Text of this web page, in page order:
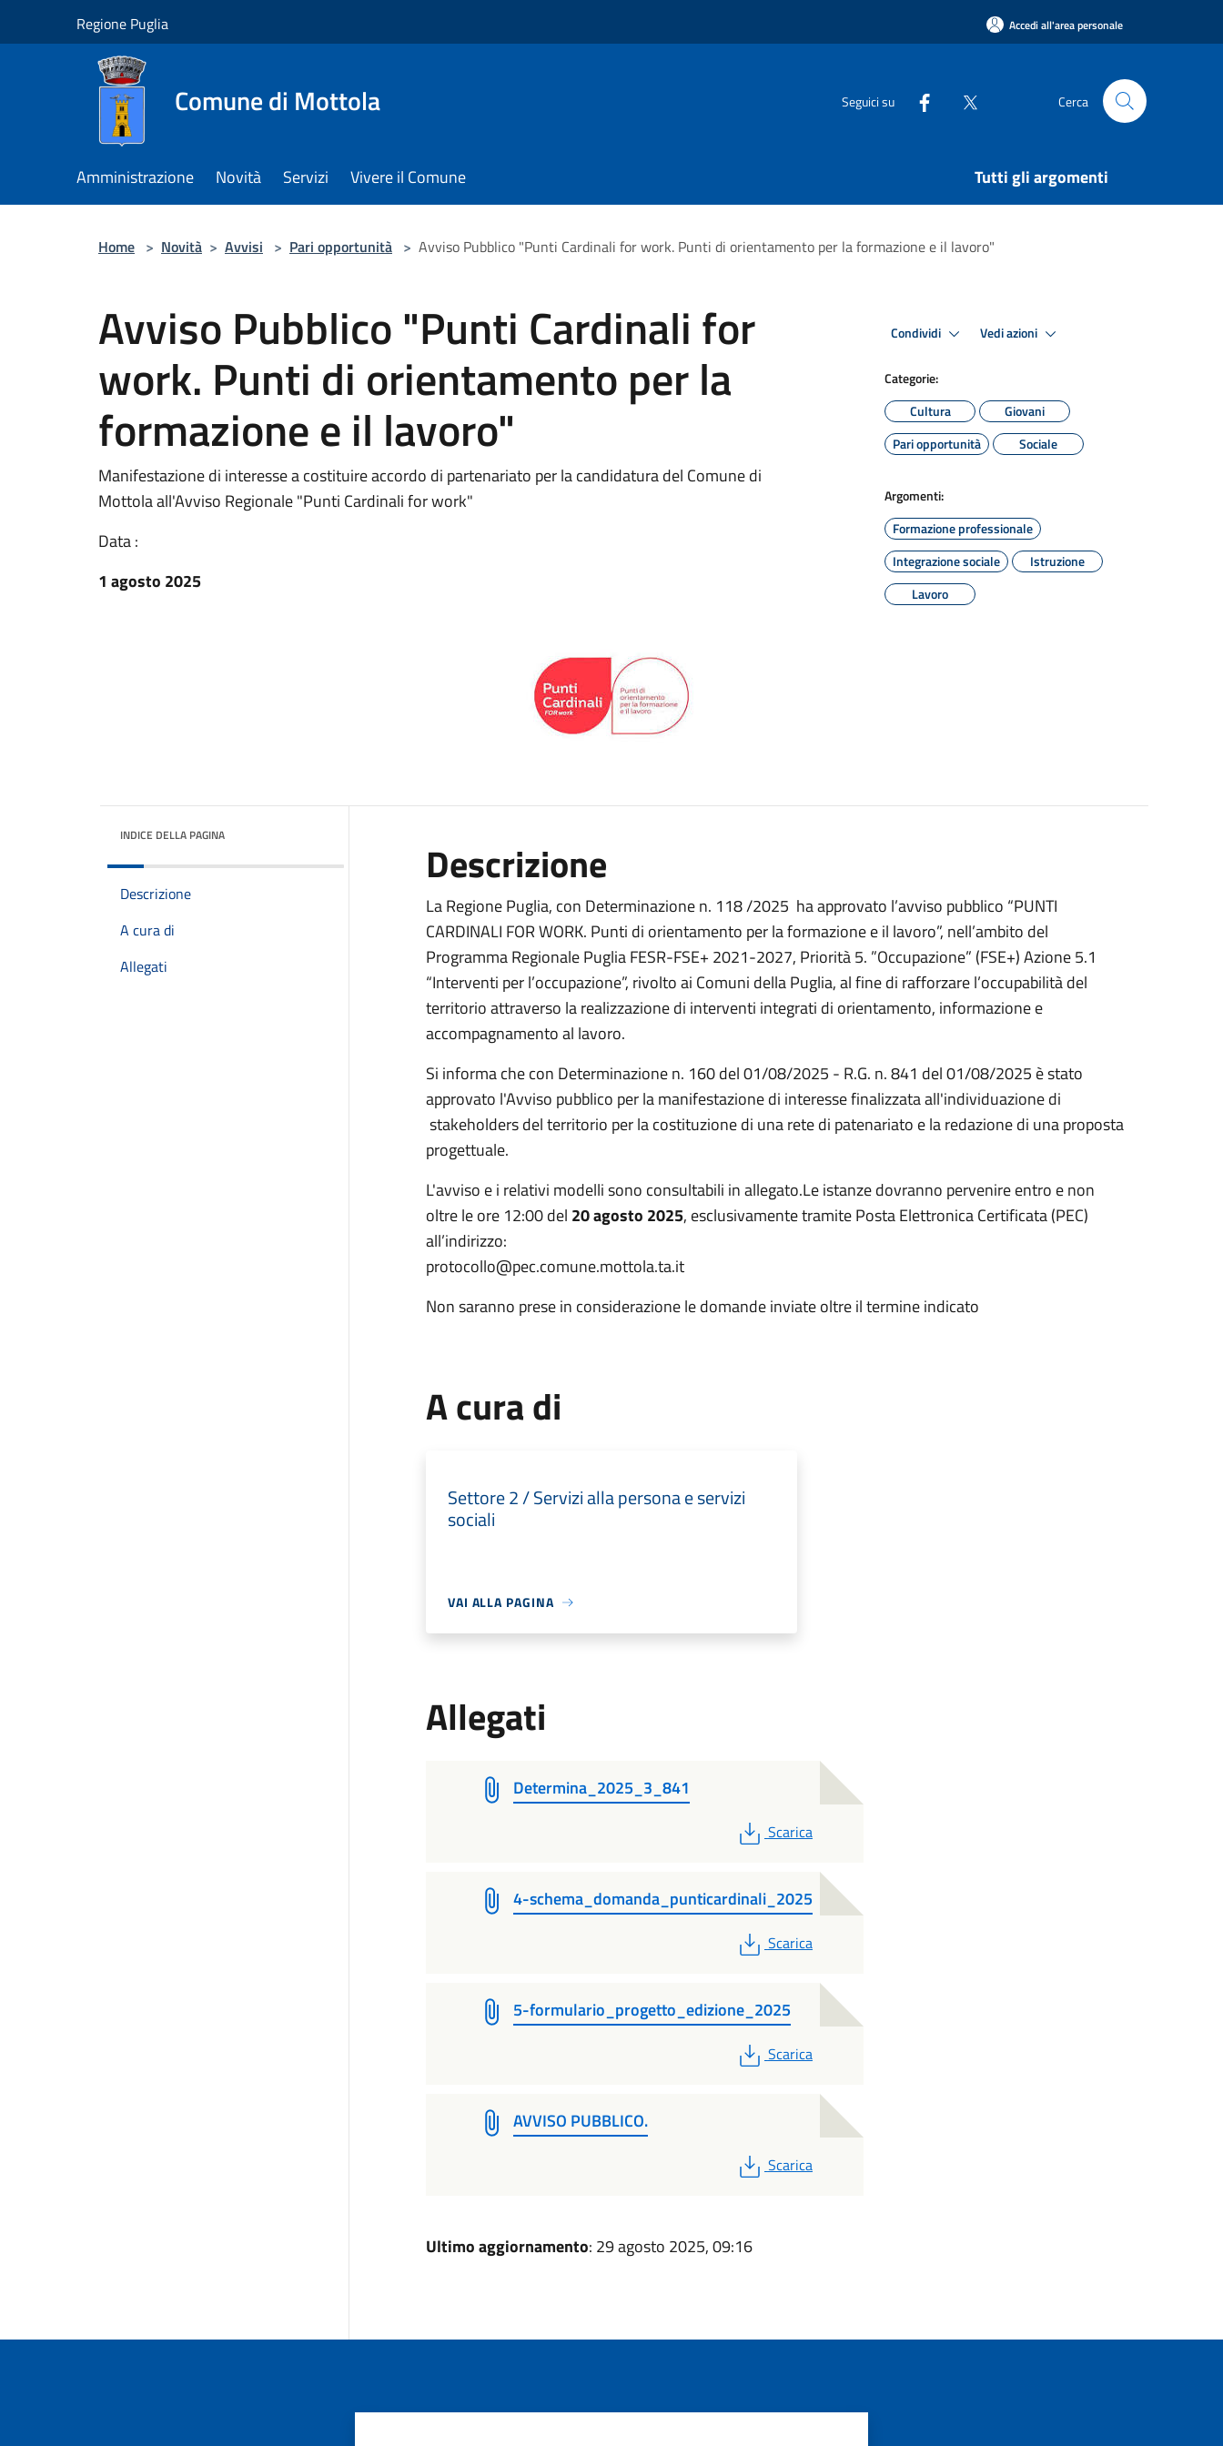
Regione Puglia Accedi all'area personale
Comune di Mottola Seguici su Cerca
Amministrazione Novità Servizi Vivere il Comune Tutti gli argomenti
Home > Novità > Avvisi > Pari opportunità > Avviso Pubblico "Punti Cardinali for work. Punti di orientamento per la formazione e il lavoro"
Avviso Pubblico "Punti Cardinali for
work. Punti di orientamento per la
formazione e il lavoro"
Manifestazione di interesse a costituire accordo di partenariato per la candidatura del Comune di
Mottola all'Avviso Regionale "Punti Cardinali for work"
Data :
1 agosto 2025
Condividi Vedi azioni
Categorie:
Cultura
Giovani
Pari opportunità
Sociale
Argomenti:
Formazione professionale
Integrazione sociale
Istruzione
Lavoro
INDICE DELLA PAGINA
Descrizione
A cura di
Allegati
Descrizione
La Regione Puglia, con Determinazione n. 118 /2025 ha approvato l’avviso pubblico “PUNTI
CARDINALI FOR WORK. Punti di orientamento per la formazione e il lavoro”, nell’ambito del
Programma Regionale Puglia FESR-FSE+ 2021-2027, Priorità 5. ”Occupazione” (FSE+) Azione 5.1
“Interventi per l’occupazione”, rivolto ai Comuni della Puglia, al fine di rafforzare l’occupabilità del
territorio attraverso la realizzazione di interventi integrati di orientamento, informazione e
accompagnamento al lavoro.
Si informa che con Determinazione n. 160 del 01/08/2025 - R.G. n. 841 del 01/08/2025 è stato
approvato l'Avviso pubblico per la manifestazione di interesse finalizzata all'individuazione di
stakeholders del territorio per la costituzione di una rete di patenariato e la redazione di una proposta
progettuale.
L'avviso e i relativi modelli sono consultabili in allegato.Le istanze dovranno pervenire entro e non
oltre le ore 12:00 del 20 agosto 2025, esclusivamente tramite Posta Elettronica Certificata (PEC)
all’indirizzo:
protocollo@pec.comune.mottola.ta.it
Non saranno prese in considerazione le domande inviate oltre il termine indicato
A cura di
Settore 2 / Servizi alla persona e servizi
sociali
VAI ALLA PAGINA
Allegati
Determina_2025_3_841
PDF
Scarica
4-schema_domanda_punticardinali_2025
PDF
Scarica
5-formulario_progetto_edizione_2025
PDF
Scarica
AVVISO PUBBLICO.
PDF
Scarica
Ultimo aggiornamento: 29 agosto 2025, 09:16